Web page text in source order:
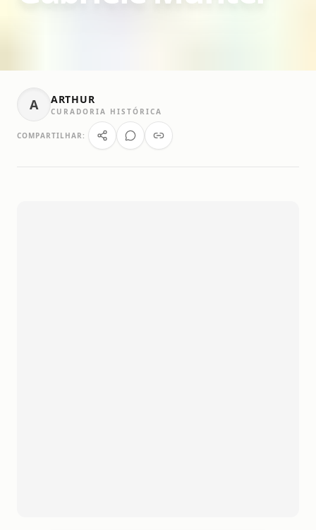
A ARTHUR
CURADORIA HISTÓRICA
COMPARTILHAR: